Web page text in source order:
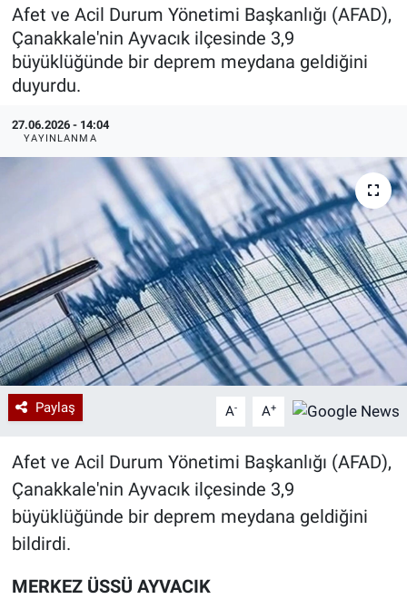
Afet ve Acil Durum Yönetimi Başkanlığı (AFAD),
Çanakkale'nin Ayvacık ilçesinde 3,9
büyüklüğünde bir deprem meydana geldiğini
duyurdu.
27.06.2026 - 14:04
YAYINLANMA
Paylaş A- A+
Afet ve Acil Durum Yönetimi Başkanlığı (AFAD),
Çanakkale'nin Ayvacık ilçesinde 3,9
büyüklüğünde bir deprem meydana geldiğini
bildirdi.
MERKEZ ÜSSÜ AYVACIK
Trend
Özel Haberler
Yazarlar
Ekonomi
Dünya
Medya
Özel Haberler
Erişim Bilgileri
Sağlık
Teknoloji
Ramazan
Son Dakika Haberleri
Haber Arşivi